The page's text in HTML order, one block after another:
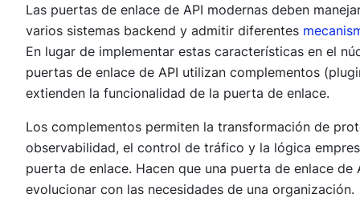
Las puertas de enlace de API modernas deben
varios sistemas backend y admitir diferentes
En lugar de implementar estas características en el
puertas de enlace de API utilizan complementos
extienden la funcionalidad de la puerta de enlace.
Los complementos permiten la transformación de
observabilidad, el control de tráfico y la lógica
puerta de enlace. Hacen que una puerta de enlace
evolucionar con las necesidades de una organización.